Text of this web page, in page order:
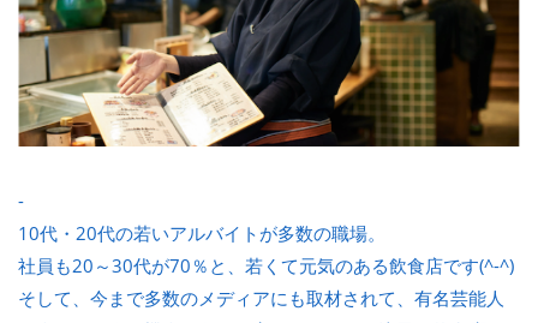
-
10代・20代の若いアルバイトが多数の職場。
社員も20～30代が70％と、若くて元気のある飲食店です(^-^)
そして、今まで多数のメディアにも取材されて、有名芸能人